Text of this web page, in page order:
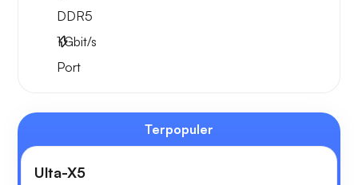
DDR5
1Gbit/s
Port
Terpopuler
Ulta-X5